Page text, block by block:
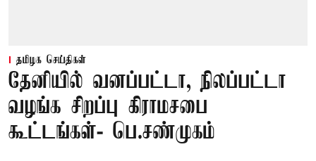
தமிழக செய்திகள்
தேனியில் வனப்பட்டா, நிலப்பட்டா
வழங்க சிறப்பு கிராமசபை
கூட்டங்கள்- பெ.சண்முகம்